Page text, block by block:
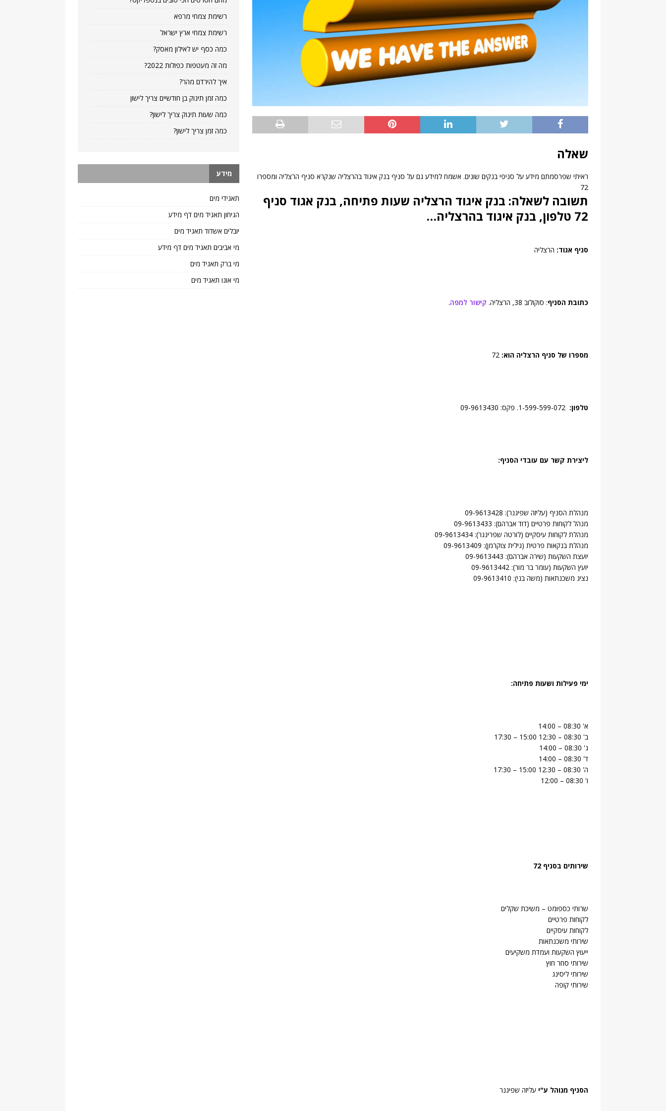
שאלה
ראיתי שפרסמתם מידע על סניפי בנקים שונים. אשמח למידע גם על סניף בנק איגוד בהרצליה שנקרא סניף הרצליה ומספרו
72
תשובה לשאלה: בנק איגוד הרצליה שעות פתיחה, בנק אגוד סניף
72 טלפון, בנק איגוד בהרצליה…
סניף אגוד: הרצליה
כתובת הסניף: סוקולוב 38, הרצליה. קישור למפה.
מספרו של סניף הרצליה הוא:
טלפון:
ליצירת קשר עם עובדי הסניף:
מנהלת הסניף (עליזה שפיגנר): 09-9613428
מנהל לקוחות פרטיים (דוד אברהם): 09-9613433
מנהלת לקוחות עיסקיים (לורטה שפרינגר): 09-9613434
מנהלת בנקאות פרטית (גילית צוקרמן): 09-9613409
יועצת השקעות (שירה אברהם): 09-9613443
יועץ השקעות (עומר בר מור): 09-9613442
נציג משכנתאות (משה בני): 09-9613410
ימי פעילות ושעות פתיחה:
א' 08:30 – 14:00
ב' 08:30 – 12:30 15:00 – 17:30
ג' 08:30 – 14:00
ד' 08:30 – 14:00
ה' 08:30 – 12:30 15:00 – 17:30
ו' 08:30 – 12:00
שירותים בסניף 72
שרותי כספומט – משיכת שקלים
לקוחות פרטיים
לקוחות עיסקיים
שירותי משכנתאות
ייעוץ השקעות ועמדת משקיעים
שירותי סחר חוץ
שירותי ליסינג
שירותי קופה
הסניף מנוהל ע"י עליזה שפיגנר
רשימת צמחי מרפא
רשימת צמחי ארץ ישראל
כמה כסף יש לאילון מאסק?
מה זה מעטפות כפולות 2022?
איך להירדם מהר?
כמה זמן תינוק בן חודשיים צריך לישון
כמה שעות תינוק צריך לישון?
כמה זמן צריך לישון?
מידע
תאגידי מים
הגיחון תאגיד מים דף מידע
יובלים אשדוד תאגיד מים
מי אביבים תאגיד מים דף מידע
מי ברק תאגיד מים
מי אונו תאגיד מים